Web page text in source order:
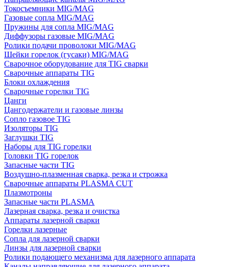
Токосъемники MIG/MAG
Газовые сопла MIG/MAG
Пружины для сопла MIG/MAG
Диффузоры газовые MIG/MAG
Ролики подачи проволоки MIG/MAG
Шейки горелок (гусаки) MIG/MAG
Сварочное оборудование для TIG сварки
Сварочные аппараты TIG
Блоки охлаждения
Сварочные горелки TIG
Цанги
Цангодержатели и газовые линзы
Сопло газовое TIG
Изоляторы TIG
Заглушки TIG
Наборы для TIG горелки
Головки TIG горелок
Запасные части TIG
Воздушно-плазменная сварка, резка и строжка
Сварочные аппараты PLASMA CUT
Плазмотроны
Запасные части PLASMA
Лазерная сварка, резка и очистка
Аппараты лазерной сварки
Горелки лазерные
Сопла для лазерной сварки
Линзы для лазерной сварки
Ролики подающего механизма для лазерного аппарата